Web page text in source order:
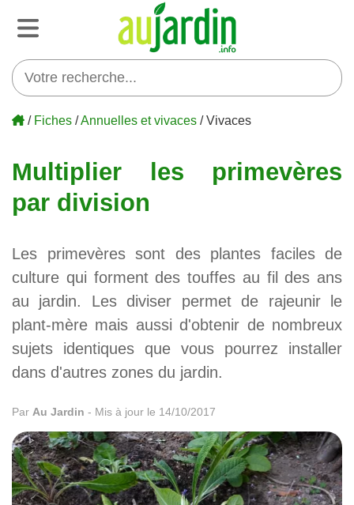
/ Fiches /Annuelles et vivaces / Vivaces
Multiplier les primevères
par division
Les primevères sont des plantes faciles de
culture qui forment des touffes au fil des ans
au jardin. Les diviser permet de rajeunir le
plant-mère mais aussi d'obtenir de nombreux
sujets identiques que vous pourrez installer
dans d'autres zones du jardin.
Par Au Jardin - Mis à jour le 14/10/2017